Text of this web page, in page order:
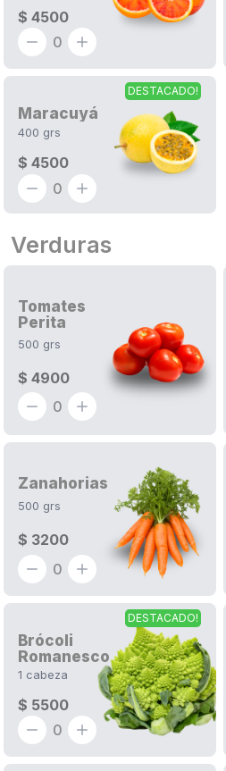
$ 4500
0
DESTACADO!
Maracuyá
400 grs
$ 4500
0
Verduras
Tomates
Perita
500 grs
$ 4900
0
Zanahorias
500 grs
$ 3200
0
DESTACADO!
Brócoli
Romanesco
1 cabeza
$ 5500
0